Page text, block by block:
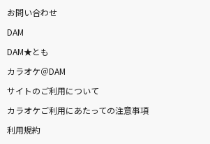
お問い合わせ
DAM
DAM★とも
カラオケ＠DAM
サイトのご利用について
カラオケご利用にあたっての注意事項
利用規約